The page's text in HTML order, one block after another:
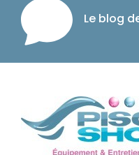
Le blog